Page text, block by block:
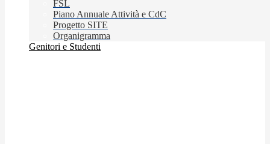
FSL
Piano Annuale Attività e CdC
Progetto SITE
Organigramma
Genitori e Studenti